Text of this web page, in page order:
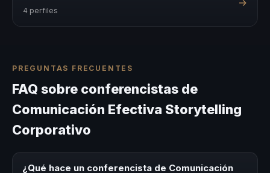
4 perfiles
PREGUNTAS FRECUENTES
FAQ sobre conferencistas de
Comunicación Efectiva Storytelling
Corporativo
¿Qué hace un conferencista de Comunicación